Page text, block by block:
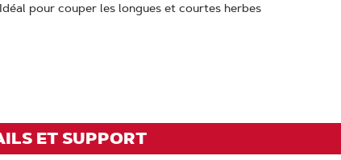
Idéal pour couper les longues et courtes herbes
ET SUPPORT